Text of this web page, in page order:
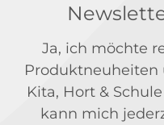
Ja, ich möchte
Produktneuheiten
Kita, Hort &
kann mich